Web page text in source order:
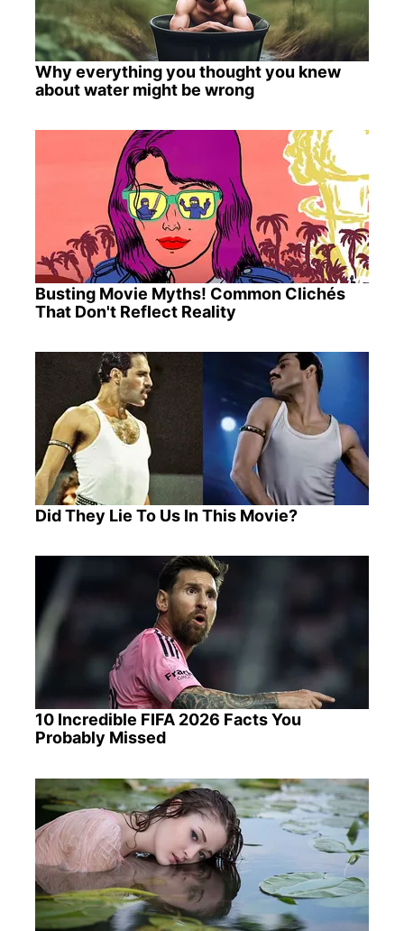
Why everything you thought you knew
about water might be wrong
Busting Movie Myths! Common Clichés
That Don't Reflect Reality
Did They Lie To Us In This Movie?
10 Incredible FIFA 2026 Facts You
Probably Missed